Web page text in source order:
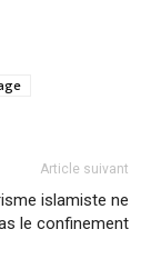
Article suivant
islamiste ne
le confinement